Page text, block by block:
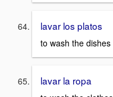
lavar los platos
to wash the dishes
lavar la ropa